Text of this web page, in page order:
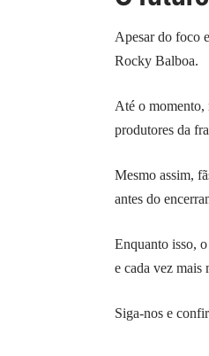
Apesar do foco
Rocky Balboa.
Até o momento,
produtores da
Mesmo assim,
antes do
Enquanto isso,
e cada vez mais
Siga-nos e